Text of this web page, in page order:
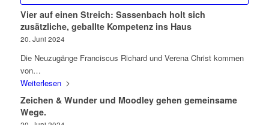
Vier auf einen Streich: Sassenbach holt sich
zusätzliche, geballte Kompetenz ins Haus
20. Juni 2024
Die Neuzugänge Franciscus Richard und Verena Christ kommen
von…
Weiterlesen
Zeichen & Wunder und Moodley gehen gemeinsame
Wege.